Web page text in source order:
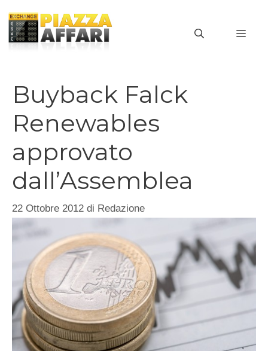
contenuto
Buyback Falck
Renewables
approvato
dall’Assemblea
22 Ottobre 2012 di Redazione